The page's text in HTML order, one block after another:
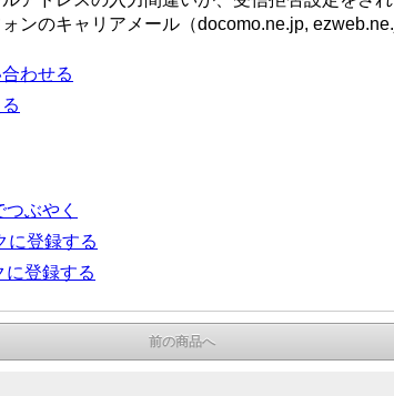
ンのキャリアメール（docomo.ne.jp,
わせる
ぶやく
に登録する
に登録する
前の商品へ